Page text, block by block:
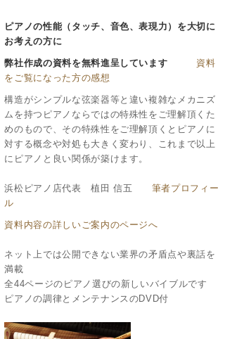
ピアノの性能（タッチ、音色、表現力）を大切に
お考えの方に
弊社作成の資料を無料進呈しています 資料
をご覧になった方の感想
構造がシンプルな弦楽器等と違い複雑なメカニズ
ムを持つピアノならではの特殊性をご理解頂くた
めのもので、その特殊性をご理解頂くとピアノに
対する概念や対処も大きく変わり、これまで以上
にピアノと良い関係が築けます。
浜松ピアノ店代表 植田 信五 筆者プロフィー
ル
資料内容の詳しいご案内のページへ
ネット上では公開できない業界の矛盾点や裏話を
満載
全44ページのピアノ選びの新しいバイブルです
ピアノの調律とメンテナンスのDVD付